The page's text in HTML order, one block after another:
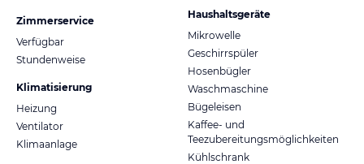
Zimmerservice
Verfügbar
Stundenweise
Klimatisierung
Heizung
Ventilator
Klimaanlage
Haushaltsgeräte
Mikrowelle
Geschirrspüler
Hosenbügler
Waschmaschine
Bügeleisen
Kaffee- und
Teezubereitungsmöglichkeiten
Kühlschrank